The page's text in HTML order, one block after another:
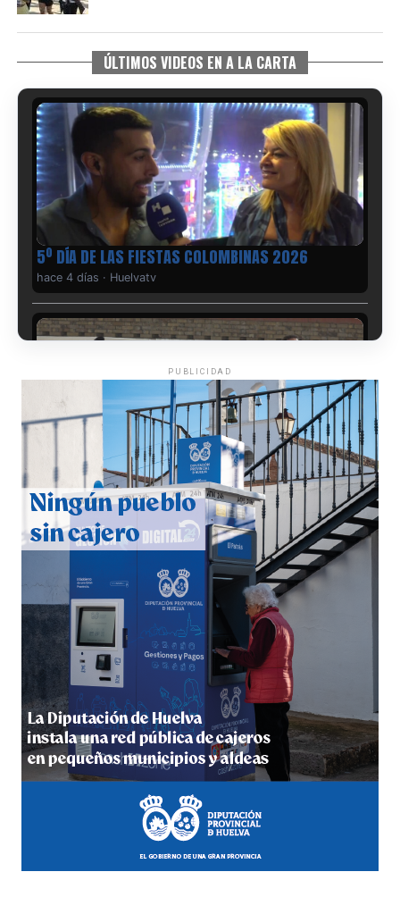
ÚLTIMOS VIDEOS EN A LA CARTA
5º DÍA DE LAS FIESTAS COLOMBINAS 2026
hace 4 días · Huelvatv
CUARTA CORRIDA DE LAS FIESTAS COLOMBINAS
2026
hace 4 días·Huelvatv
4º DÍA DE LAS FIESTAS COLOMBINAS 2026
hace 5 días·Huelvatv
PUBLICIDAD